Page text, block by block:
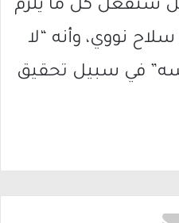
ستفعل كل ما يلزم
نووي، وأنه “لا
في سبيل تحقيق